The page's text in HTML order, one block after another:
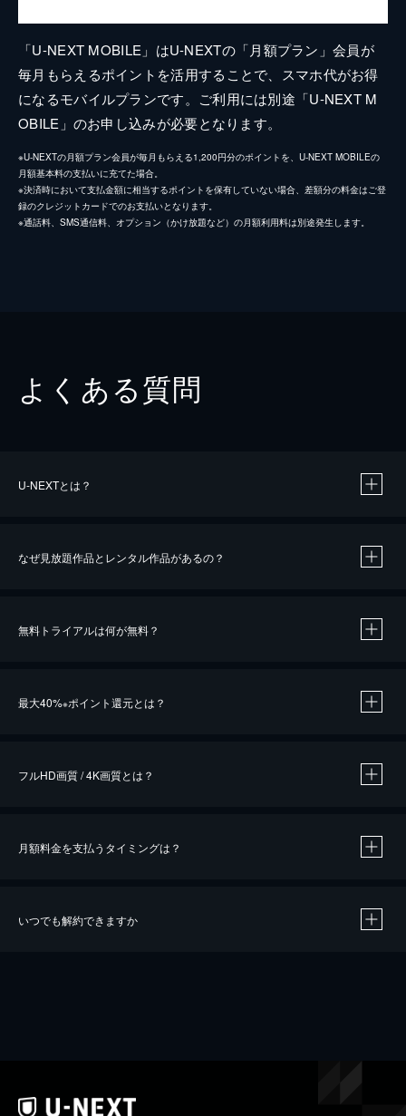
「U-NEXT MOBILE」はU-NEXTの「月額プラン」会員が
毎月もらえるポイントを活用することで、スマホ代がお得
になるモバイルプランです。ご利用には別途「U-NEXT M
OBILE」のお申し込みが必要となります。
※U-NEXTの月額プラン会員が毎月もらえる1,200円分のポイントを、U-NEXT MOBILEの
月額基本料の支払いに充てた場合。
※決済時において支払金額に相当するポイントを保有していない場合、差額分の料金はご登
録のクレジットカードでのお支払いとなります。
※通話料、SMS通信料、オプション（かけ放題など）の月額利用料は別途発生します。
よくある質問
U-NEXTとは？
なぜ見放題作品とレンタル作品があるの？
無料トライアルは何が無料？
最大40%※ポイント還元とは？
※40％ポイント還元の対象は、クレジットカード決済による作品の購入 / レンタルです。
フルHD画質 / 4K画質とは？
月額料金を支払うタイミングは？
いつでも解約できますか